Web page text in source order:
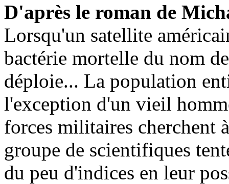
D'après le roman de
Lorsqu'un satellite
bactérie mortelle du nom
déploie... La population
l'exception d'un vieil
forces militaires cherchent
groupe de scientifiques
du peu d'indices en leur